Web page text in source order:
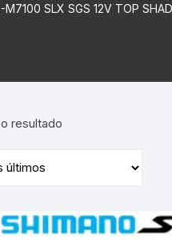
M7100 SLX SGS 12V TOP
resultado